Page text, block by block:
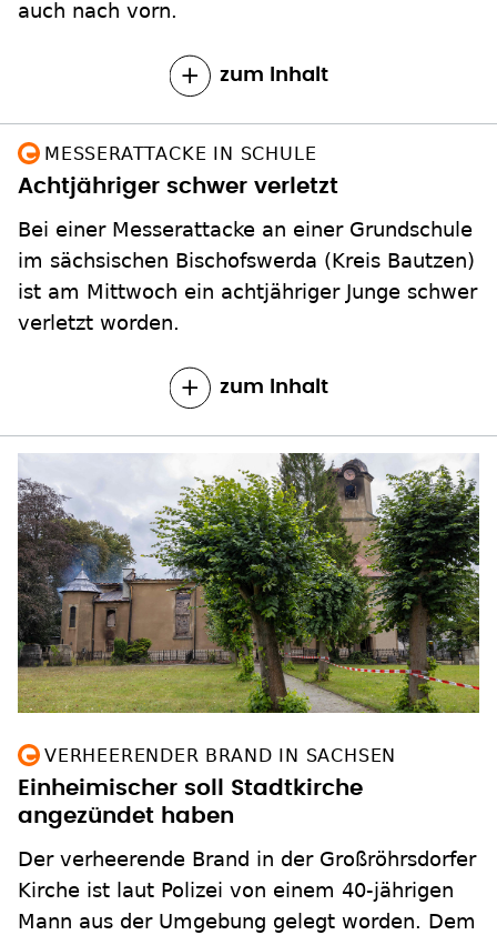
auch nach vorn.
zum Inhalt
MESSERATTACKE IN SCHULE
Achtjähriger schwer verletzt
Bei einer Messerattacke an einer Grundschule
im sächsischen Bischofswerda (Kreis Bautzen)
ist am Mittwoch ein achtjähriger Junge schwer
verletzt worden.
zum Inhalt
VERHEERENDER BRAND IN SACHSEN
Einheimischer soll Stadtkirche
angezündet haben
Der verheerende Brand in der Großröhrsdorfer
Kirche ist laut Polizei von einem 40-jährigen
Mann aus der Umgebung gelegt worden. Dem